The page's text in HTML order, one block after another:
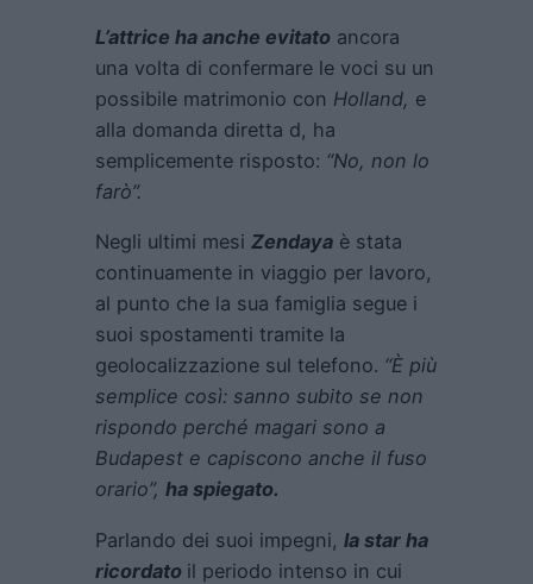
L’attrice ha anche evitato ancora
una volta di confermare le voci su un
possibile matrimonio con Holland, e
alla domanda diretta d, ha
semplicemente risposto: “No, non lo
farò”.
Negli ultimi mesi Zendaya è stata
continuamente in viaggio per lavoro,
al punto che la sua famiglia segue i
suoi spostamenti tramite la
geolocalizzazione sul telefono. “È più
semplice così: sanno subito se non
rispondo perché magari sono a
Budapest e capiscono anche il fuso
orario”, ha spiegato.
Parlando dei suoi impegni, la star ha
ricordato il periodo intenso in cui